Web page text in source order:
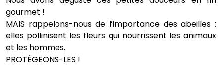
gourmet !
MAIS rappelons-nous de l’importance des abeilles :
elles pollinisent les fleurs qui nourrissent les animaux
et les hommes.
PROTÉGEONS-LES !